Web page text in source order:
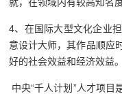
4、在国际大型文化企业
意设计大师，其作品顺应
好的社会效益和经济效益。
中央“千人计划”人才项目